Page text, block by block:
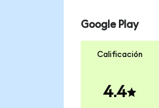
Google Play
Calificación
4.4